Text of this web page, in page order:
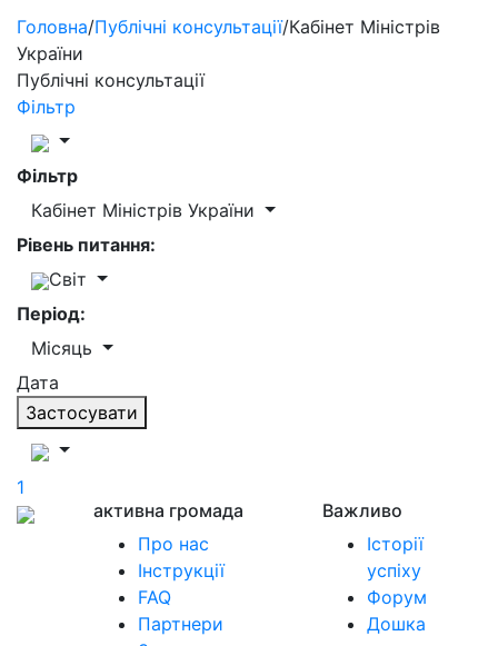
Головна/Публічні консультації/Кабінет Міністрів
України
Публічні консультації
Фільтр
Фільтр
Кабінет Міністрів України
Рівень питання:
Світ
Період:
Місяць
Дата
Застосувати
1
активна громада
Про нас
Інструкції
FAQ
Партнери
Важливо
Історії
успіху
Форум
Дошка